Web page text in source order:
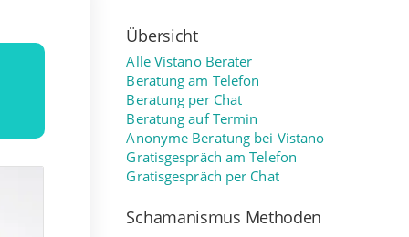
Übersicht
Alle Vistano Berater
Beratung am Telefon
Beratung per Chat
Beratung auf Termin
Anonyme Beratung bei Vistano
Gratisgespräch am Telefon
Gratisgespräch per Chat
Schamanismus Methoden